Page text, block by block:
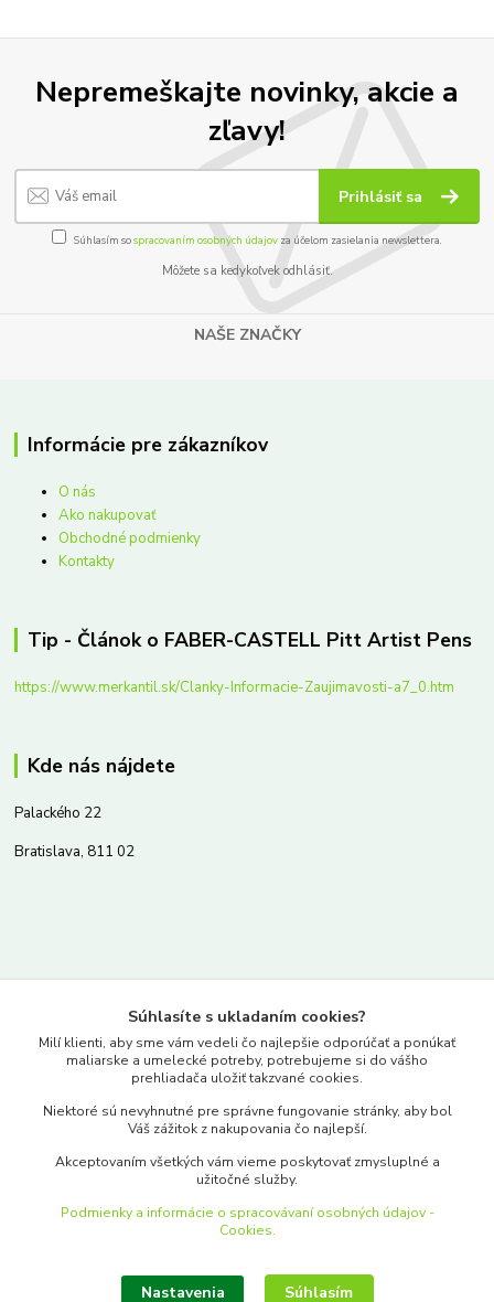
Nepremeškajte novinky, akcie a
zľavy!
Prihlásiť sa
Súhlasím sospracovaním osobných údajov za účelom zasielania newslettera.
Môžete sa kedykoľvek odhlásiť.
NAŠE ZNAČKY
Informácie pre zákazníkov
O nás
Ako nakupovať
Obchodné podmienky
Kontakty
Tip - Článok o FABER-CASTELL Pitt Artist Pens
https://www.merkantil.sk/Clanky-Informacie-Zaujimavosti-a7_0.htm
Kde nás nájdete
Palackého 22
Bratislava, 811 02
www.merkantil.sk
Pondelok-Piatok: 9.00-17.00hod.
objednavky@merkantil-obchod.sk
Súhlasíte s ukladaním cookies?
Milí klienti, aby sme vám vedeli čo najlepšie odporúčať a ponúkať
maliarske a umelecké potreby, potrebujeme si do vášho
prehliadača uložiť takzvané cookies.
Niektoré sú nevyhnutné pre správne fungovanie stránky, aby bol
Váš zážitok z nakupovania čo najlepší.
Akceptovaním všetkých vám vieme poskytovať zmysluplné a
užitočné služby.
Podmienky a informácie o spracovávaní osobných údajov -
Cookies.
Nastavenia Súhlasím